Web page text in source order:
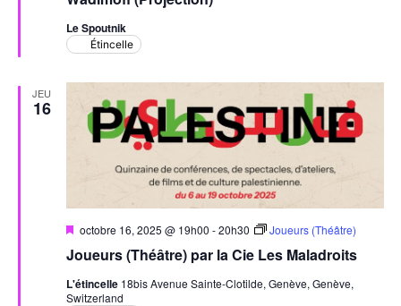
Le Spoutnik
Étincelle
JEU
16
Joueurs (Théâtre) par la Cie Les Maladroits
Mis
avant
octobre 16, 2025 @ 19h00 -20h30 Joueurs (Théâtre)
L'étincelle 18bis Avenue Sainte-Clotilde, Genève, Genève,
Switzerland